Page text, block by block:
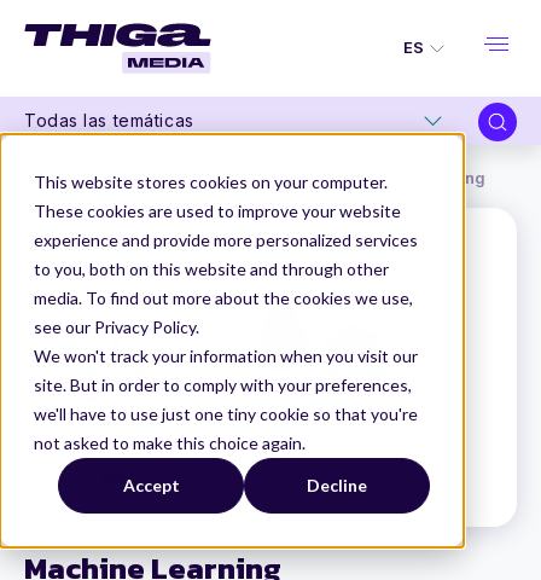
This website stores cookies on your computer.
These cookies are used to improve your website
experience and provide more personalized services
to you, both on this website and through other
media. To find out more about the cookies we use,
see our Privacy Policy.
We won't track your information when you visit our
site. But in order to comply with your preferences,
we'll have to use just one tiny cookie so that you're
not asked to make this choice again.
Accept Decline
ES
Todas las temáticas
Machine Learning
Thiga Media Glosario de Producto Machine Learning